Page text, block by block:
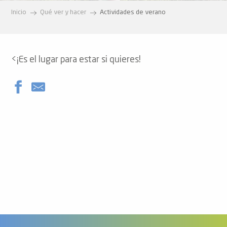
Inicio Qué ver y hacer Actividades de verano
<¡Es el lugar para estar si quieres!